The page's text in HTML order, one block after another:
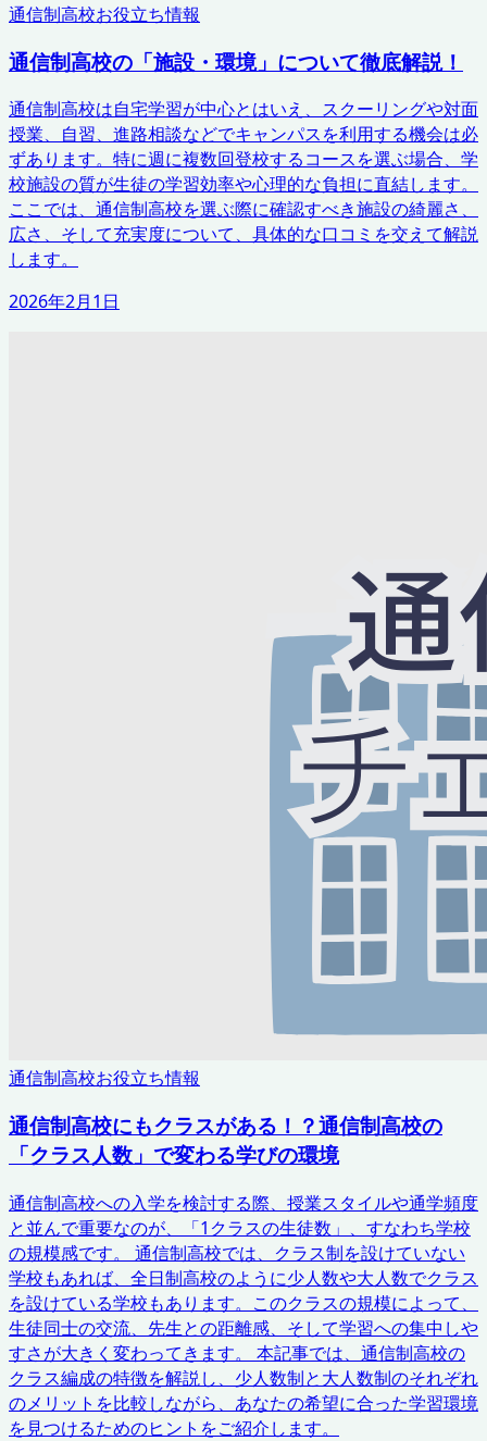
通信制高校お役立ち情報
通信制高校の「施設・環境」について徹底解説！
通信制高校は自宅学習が中心とはいえ、スクーリングや対面
授業、自習、進路相談などでキャンパスを利用する機会は必
ずあります。特に週に複数回登校するコースを選ぶ場合、学
校施設の質が生徒の学習効率や心理的な負担に直結します。
ここでは、通信制高校を選ぶ際に確認すべき施設の綺麗さ、
広さ、そして充実度について、具体的な口コミを交えて解説
します。
2026年2月1日
通信制高校お役立ち情報
通信制高校にもクラスがある！？通信制高校の
「クラス人数」で変わる学びの環境
通信制高校への入学を検討する際、授業スタイルや通学頻度
と並んで重要なのが、「1クラスの生徒数」、すなわち学校
の規模感です。 通信制高校では、クラス制を設けていない
学校もあれば、全日制高校のように少人数や大人数でクラス
を設けている学校もあります。このクラスの規模によって、
生徒同士の交流、先生との距離感、そして学習への集中しや
すさが大きく変わってきます。 本記事では、通信制高校の
クラス編成の特徴を解説し、少人数制と大人数制のそれぞれ
のメリットを比較しながら、あなたの希望に合った学習環境
を見つけるためのヒントをご紹介します。